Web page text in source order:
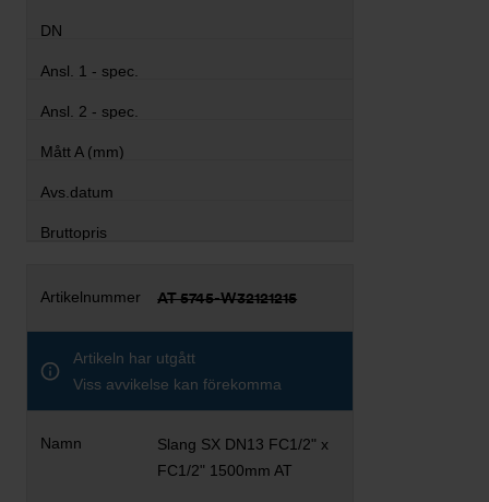
AT 5745-W32121215
Artikeln har utgått
Viss avvikelse kan förekomma
Slang SX DN13 FC1/2" x
FC1/2" 1500mm AT